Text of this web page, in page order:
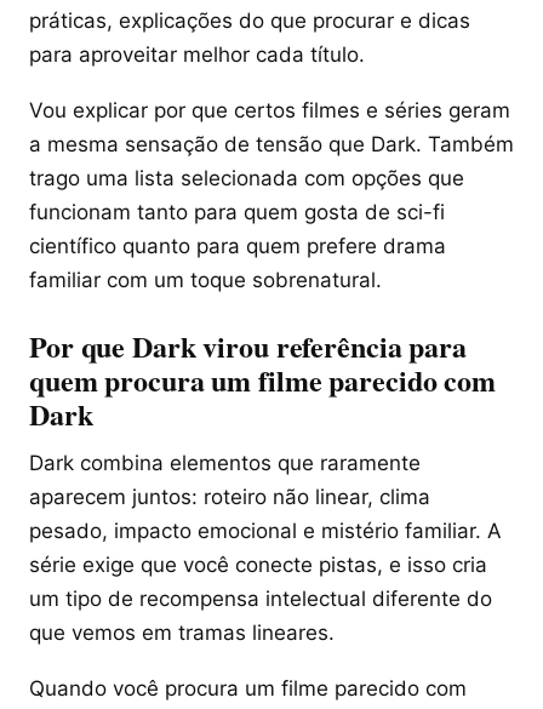
práticas, explicações do que procurar e dicas
para aproveitar melhor cada título.
Vou explicar por que certos filmes e séries geram
a mesma sensação de tensão que Dark. Também
trago uma lista selecionada com opções que
funcionam tanto para quem gosta de sci-fi
científico quanto para quem prefere drama
familiar com um toque sobrenatural.
Por que Dark virou referência para
quem procura um filme parecido com
Dark
Dark combina elementos que raramente
aparecem juntos: roteiro não linear, clima
pesado, impacto emocional e mistério familiar. A
série exige que você conecte pistas, e isso cria
um tipo de recompensa intelectual diferente do
que vemos em tramas lineares.
Quando você procura um filme parecido com